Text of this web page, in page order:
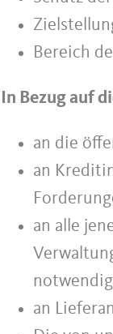
Bereich
In Bezug auf
an die
an
an alle
an